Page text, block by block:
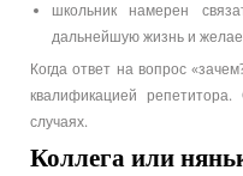
школьник намерен
дальнейшую жизнь и
Когда ответ на вопрос
квалификацией
случаях.
Коллега или